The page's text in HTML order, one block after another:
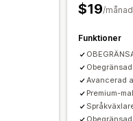
Agent avatar
$19/månad
Funktioner
Avancerad
Premium-